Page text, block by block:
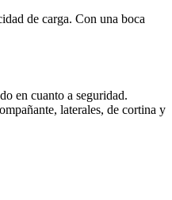
de carga. Con una boca
en cuanto a seguridad.
laterales, de cortina y